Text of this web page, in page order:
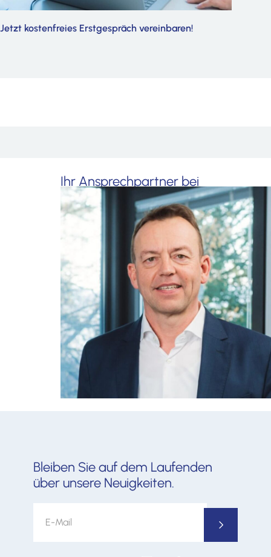
Jetzt kostenfreies Erstgespräch vereinbaren!
Ihr Ansprechpartner bei
Beratungsfragen
flaig@hopp-flaig.de
0711 / 320657-20
Kontaktieren sie uns jetzt
unverbindlich!
Bleiben Sie auf dem Laufenden
über unsere Neuigkeiten.